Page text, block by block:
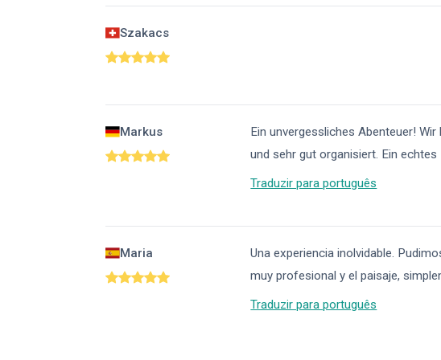
Szakacs
Markus
Ein unvergessliches Abenteuer!
und sehr gut organisiert. Ein
Traduzir para português
Maria
Una experiencia inolvidable.
muy profesional y el paisaje,
Traduzir para português